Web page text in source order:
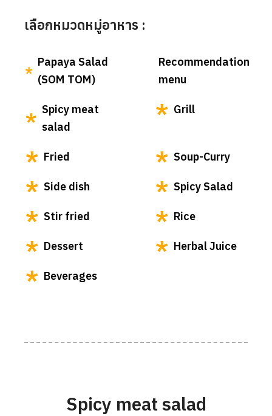
เลือกหมวดหมู่อาหาร :
Papaya Salad
(SOM TOM)
Recommendation
menu
Spicy meat
salad
Grill
Fried Soup-Curry
Side dish Spicy Salad
Stir fried Rice
Dessert Herbal Juice
Beverages
Spicy meat salad